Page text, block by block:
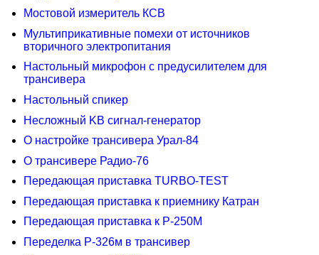
Мостовой измеритель КСВ
Мультиприкативные помехи от источников
вторичного электропитания
Настольный микрофон с предусилителем для
трансивера
Настольный спикер
Несложный KB сигнал-генератор
О настройке трансивера Урал-84
О трансивере Радио-76
Передающая приставка TURBO-TEST
Передающая приставка к приемнику Катран
Передающая приставка к Р-250М
Переделка Р-326м в трансивер